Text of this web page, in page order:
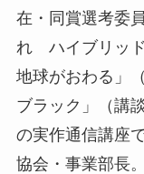
在・同賞選考委
れ ハイブリッ
地球がおわる」
ブラック」（講
の実作通信講座
協会・事業部長。